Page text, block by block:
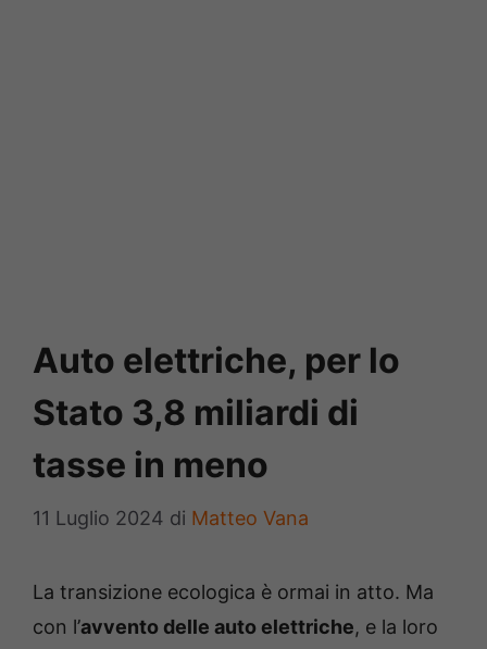
Auto elettriche, per lo
Stato 3,8 miliardi di
tasse in meno
11 Luglio 2024 di Matteo Vana
La transizione ecologica è ormai in atto. Ma
con l’avvento delle auto elettriche, e la loro